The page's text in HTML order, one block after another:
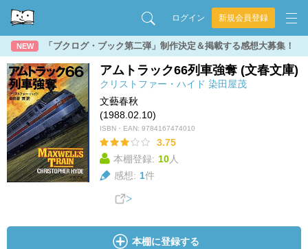
ログイン 新規会員登録
NEW 「ブクログ・ブック第二弾」制作決定＆掲載する感想大募集！
アムトラック66列車強奪 (文春文庫)
クリストファー・ハイド 染田屋茂
文藝春秋
(1988.02.10)
ISBN・EAN: 9784167474010
3.75
本棚登録: 10人
感想: 1件
本棚に登録する